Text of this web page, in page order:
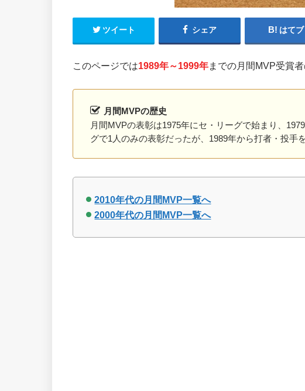
ツイート シェア はてブ
このページでは1989年～1999年までの月間MVP受賞
月間MVPの歴史
月間MVPの表彰は1975年にセ・リーグで始まり、
グで1人のみの表彰だったが、1989年から打者・投手
2010年代の月間MVP一覧へ
2000年代の月間MVP一覧へ